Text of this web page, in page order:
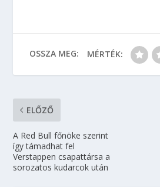
OSSZA MEG: MÉRTÉK:
ELŐZŐ
A Red Bull főnöke szerint
így támadhat fel
Verstappen csapattársa a
sorozatos kudarcok után